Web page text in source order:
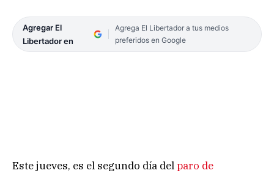
Agregar El
Libertador en
Agrega El Libertador a tus medios
preferidos en Google
Este jueves, es el segundo día delparo de